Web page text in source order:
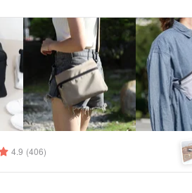
4.9 (406)